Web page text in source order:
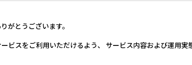
がとうございます。
ビスをご利用いただけるよう、 サービス内容および運用